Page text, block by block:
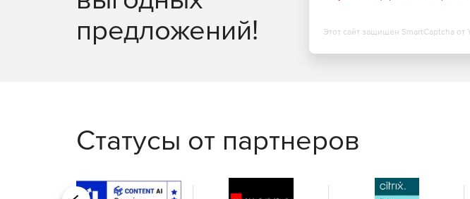
в реальном времени, удаленное подключение к серверам и браузеру.
Управление рутинными задачами IT-менеджмента и устранение неполадок
Доступ к более 100 шаблонам отчетов для просмотра тенденций
предложений!
Этот сайт защищен SmartCaptcha от
Статусы от партнеров